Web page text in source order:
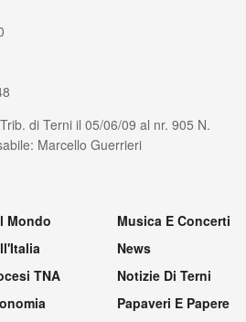
di Terni il 05/06/09 al nr. 905 N.
Marcello Guerrieri
Mondo
TNA
Musica E Concerti
News
Notizie Di Terni
Papaveri E Papere